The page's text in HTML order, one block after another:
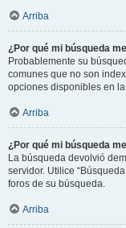
Arriba
¿Por qué mi búsqueda
Probablemente su
comunes que no son
opciones disponibles en
Arriba
¿Por qué mi búsqueda
La búsqueda devolvió
servidor. Utilice
foros de su búsqueda.
Arriba